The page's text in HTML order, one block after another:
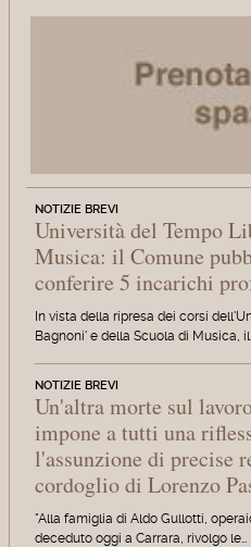
NOTIZIE BREVI
Università del Tempo
Musica: il Comune
conferire 5 incarichi
In vista della ripresa dei corsi
Bagnoni' e della Scuola di Musica,
NOTIZIE BREVI
Un'altra morte sul
impone a tutti una
l'assunzione di precise
cordoglio di Lorenzo
"Alla famiglia di Aldo Gullotti,
deceduto oggi a Carrara, rivolgo le…